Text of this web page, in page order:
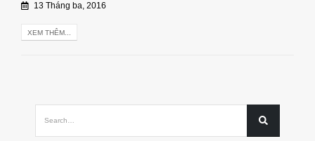
13 Tháng ba, 2016
XEM THÊM...